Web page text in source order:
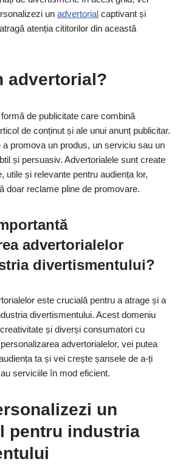
un advertorial captivant și
atenția cititorilor din această
advertorial?
de publicitate care combină
de conținut și ale unui anunț publicitar.
promova un produs, un serviciu sau un
și persuasiv. Advertorialele sunt create
utile și relevante pentru audiența lor,
doar reclame pline de promovare.
advertorialelor
divertismentului?
este crucială pentru a atrage și a
divertismentului. Acest domeniu
și diverși consumatori cu
advertorialelor, vei putea
ta și vei crește șansele de a-ți
serviciile în mod eficient.
un
pentru industria